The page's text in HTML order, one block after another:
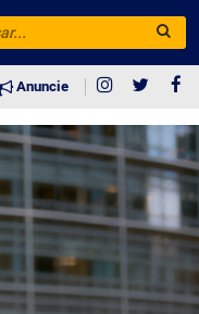
Anuncie